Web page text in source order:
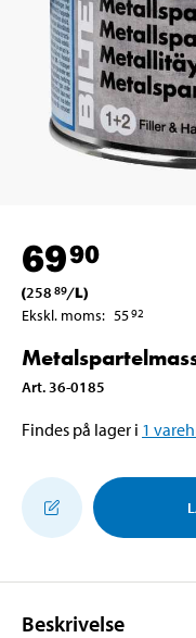
6990
(258 89/L)
Ekskl. moms: 5592
Art. 36-0185
Findes på lager i 1
Beskrivelse